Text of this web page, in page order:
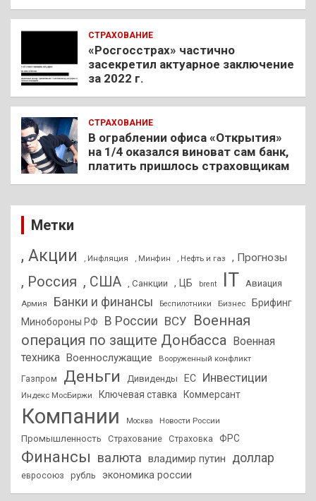
СТРАХОВАНИЕ
«Росгосстрах» частично
засекретил актуарное заключение
за 2022 г.
СТРАХОВАНИЕ
В ограблении офиса «Открытия»
на 1/4 оказался виноват сам банк,
платить пришлось страховщикам
Метки
, Акции , Инфляция , Минфин , Нефть и газ , Прогнозы
, Россия , США , Санкции , ЦБ brent IT Авиация
Армия Банки и финансы Беспилотники Бизнес
Брифинг
Минобороны РФ
В России ВСУ Военная
операция по защите Донбасса
Военная
техника
Военнослужащие Вооруженный конфликт
Газпром Деньги Дивиденды ЕС Инвестиции
Индекс МосБиржи Ключевая ставка Коммерсант
Компании Москва Новости России
Промышленность Страхование Страховка ФРС
Финансы валюта владимир путин доллар
евросоюз рубль экономика россии